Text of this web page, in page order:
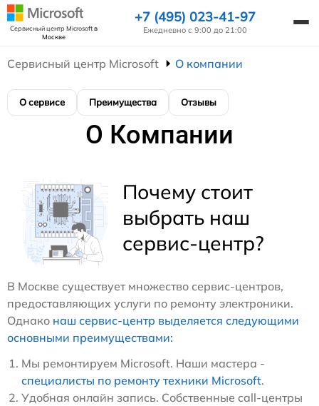
Сервисный центр Microsoftв
Москве
+7 (495) 023-41-97
Ежедневно с 9:00 до 21:00
Сервисный центр Microsoft О компании
О сервисе Преимущества Отзывы
О Компании
Почему стоит
выбрать наш
сервис-центр?
В Москве существует множество сервис-центров,
предоставляющих услуги по ремонту электроники.
Однако наш сервис-центр выделяется следующими
основными преимуществами:
Мы ремонтируем Microsoft. Наши мастера -
специалисты по ремонту техники Microsoft.
Удобная онлайн запись. Собственные call-центры